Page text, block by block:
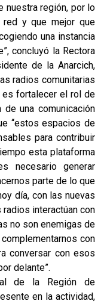
nuestra región, por lo
red y que mejor que
una instancia
concluyó la Rectora
de la Anarcich,
radios comunitarias
es fortalecer el rol de
una comunicación
“estos espacios de
para contribuir
esta plataforma
necesario generar
parte de lo que
día, con las nuevas
interactúan con
no son enemigas de
con
conversar con esos
delante”.
de la Región de
en la actividad,